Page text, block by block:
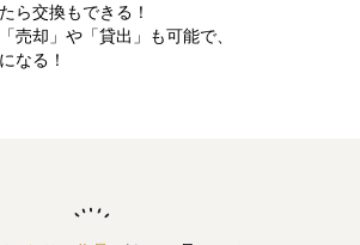
売却」や「貸出」も可能で、
なる！
ら交換もできる！